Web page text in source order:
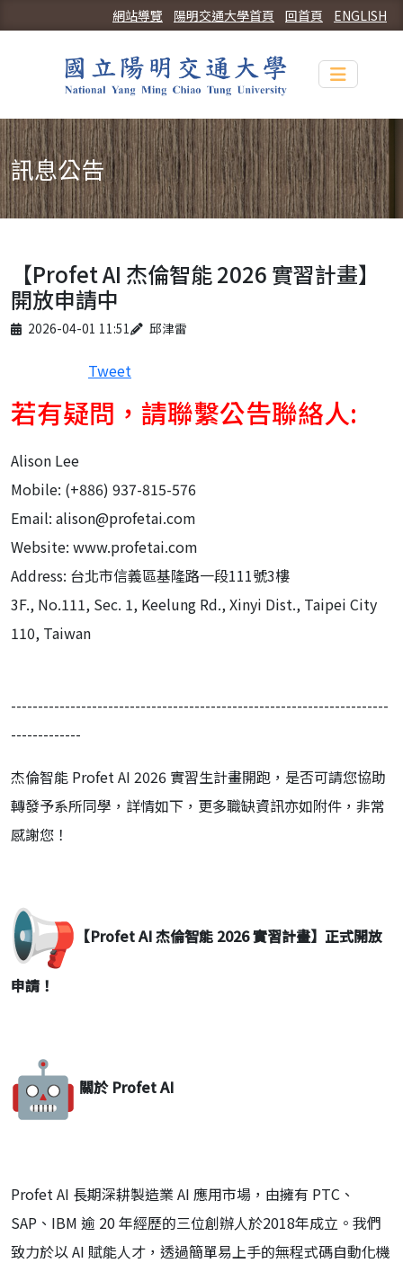
ENGLISH
回首頁
陽明交通大學首頁
網站導覽
Toggle
訊息公告
【Profet AI 杰倫智能 2026 實習計畫】
開放申請中
Published on
2026-04-01 11:51
Author 邱津雷
Tweet
若有疑問，請聯繫公告聯絡人:
Alison Lee
Mobile: (+886) 937-815-576
Email: alison@profetai.com
Website: www.profetai.com
Address: 台北市信義區基隆路一段111號3樓
3F., No.111, Sec. 1, Keelung Rd., Xinyi Dist., Taipei City
110, Taiwan
----------------------------------------------------------------------
-------------
杰倫智能 Profet AI 2026 實習生計畫開跑，是否可請您協助
轉發予系所同學，詳情如下， 更多職缺資訊亦如附件，非常
感謝您！
【Profet AI 杰倫智能 2026 實習計畫】正式開放
申請！
關於 Profet AI
Profet AI 長期深耕製造業 AI 應用市場，由擁有 PTC、
SAP、IBM 逾 20 年經歷的三位創辦人於2018年成立。我們
致力於以 AI 賦能人才，透過簡單易上手的無程式碼自動化機